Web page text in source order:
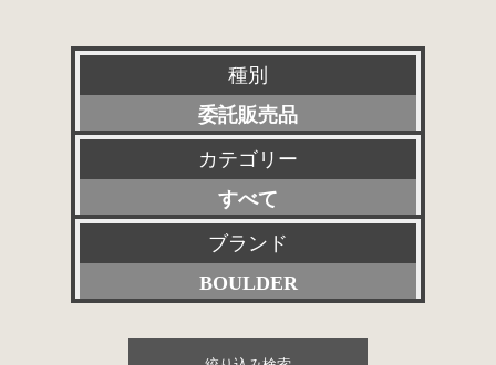
種別
委託販売品
新品
特選アクセサリー
特価品
その他委託販売品
カテゴリー
すべて
プリアンプ
パワーアンプ
プリメインアンプ
ブランド
BOULDER